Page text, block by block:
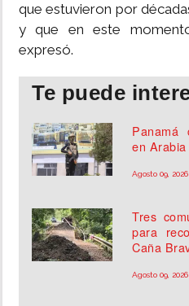
que estuvieron por
y que en este
expresó.
Te puede
Panamá
en
Agosto 09, 2026
Tres
para
Caña
Agosto 09, 2026